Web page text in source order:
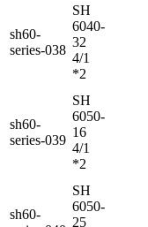
sh60-
series-038
SH
6040-
32
4/1
*2
sh60-
series-039
SH
6050-
16
4/1
*2
sh60-
SH
6050-
25